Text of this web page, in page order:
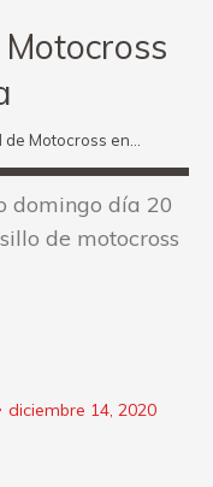
Motocross en…
domingo día 20
de motocross
diciembre 14, 2020